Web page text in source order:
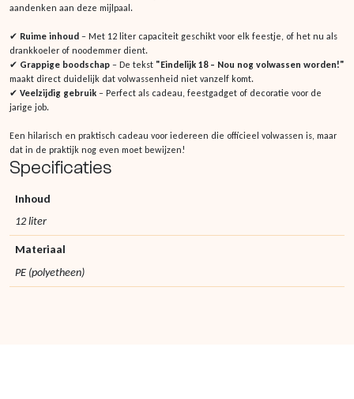
aandenken aan deze mijlpaal.
✔ Ruime inhoud – Met 12 liter capaciteit geschikt voor elk feestje, of het nu als
drankkoeler of noodemmer dient.
✔ Grappige boodschap – De tekst "Eindelijk 18 – Nou nog volwassen worden!"
maakt direct duidelijk dat volwassenheid niet vanzelf komt.
✔ Veelzijdig gebruik – Perfect als cadeau, feestgadget of decoratie voor de
jarige job.
Een hilarisch en praktisch cadeau voor iedereen die officieel volwassen is, maar
dat in de praktijk nog even moet bewijzen!
Specificaties
Inhoud
12 liter
Materiaal
PE (polyetheen)